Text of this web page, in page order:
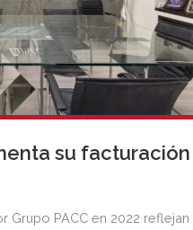
su facturación
PACC en 2022 reflejan